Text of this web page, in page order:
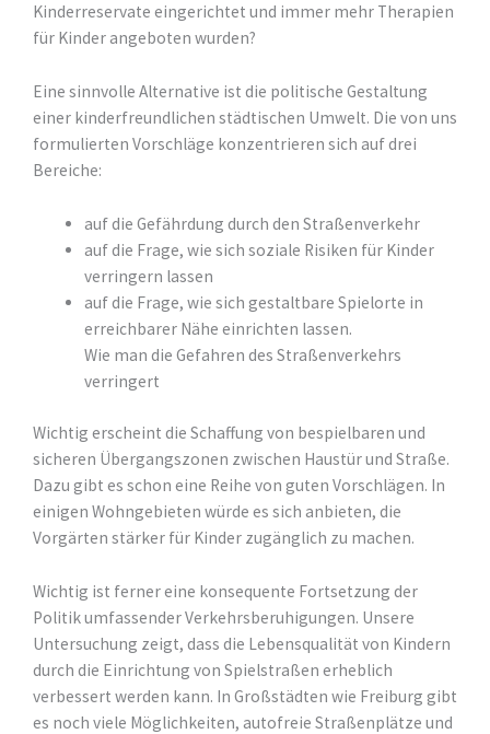
Kinderreservate eingerichtet und immer mehr Therapien
für Kinder angeboten wurden?
Eine sinnvolle Alternative ist die politische Gestaltung
einer kinderfreundlichen städtischen Umwelt. Die von uns
formulierten Vorschläge konzentrieren sich auf drei
Bereiche:
auf die Gefährdung durch den Straßenverkehr
auf die Frage, wie sich soziale Risiken für Kinder
verringern lassen
auf die Frage, wie sich gestaltbare Spielorte in
erreichbarer Nähe einrichten lassen.
Wie man die Gefahren des Straßenverkehrs
verringert
Wichtig erscheint die Schaffung von bespielbaren und
sicheren Übergangszonen zwischen Haustür und Straße.
Dazu gibt es schon eine Reihe von guten Vorschlägen. In
einigen Wohngebieten würde es sich anbieten, die
Vorgärten stärker für Kinder zugänglich zu machen.
Wichtig ist ferner eine konsequente Fortsetzung der
Politik umfassender Verkehrsberuhigungen. Unsere
Untersuchung zeigt, dass die Lebensqualität von Kindern
durch die Einrichtung von Spielstraßen erheblich
verbessert werden kann. In Großstädten wie Freiburg gibt
es noch viele Möglichkeiten, autofreie Straßenplätze und